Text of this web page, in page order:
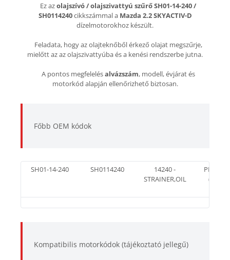
Ez azolajszívó / olajszivattyú szűrőSH01-14-240 /
SH0114240cikkszámmal a Mazda 2.2 SKYACTIV-D
dízelmotorokhoz készült.
Feladata, hogy az olajteknőből érkező olajat megszűrje,
mielőtt az az olajszivattyúba és a kenési rendszerbe jutna.
A pontos megfelelésalvázszám, modell, évjárat és
motorkód alapján ellenőrizhető biztosan.
Főbb OEM kódok
SH01-14-240 SH0114240
14240 -
STRAINER,OIL
PE01-
Kompatibilis motorkódok (tájékoztató jellegű)